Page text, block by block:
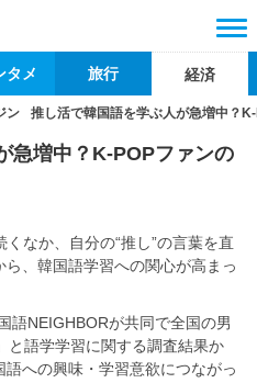
タメ 旅行 経済
ン 推し活で韓国語を学ぶ人が急増中？
急増中？K-POPファンの
なか、自分の“推し”の言葉を直
、韓国語学習への関心が高まっ
語NEIGHBORが共同で全国の男
と語学学習に関する調査結果か
への興味・学習意欲につながっ